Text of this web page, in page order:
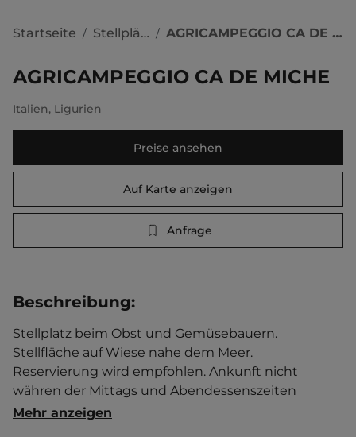
Startseite / Stellplätze / AGRICAMPEGGIO CA DE MICHE
AGRICAMPEGGIO CA DE MICHE
Italien, Ligurien
Preise ansehen
Auf Karte anzeigen
Anfrage
Beschreibung:
Stellplatz beim Obst und Gemüsebauern.
Stellfläche auf Wiese nahe dem Meer.
Reservierung wird empfohlen. Ankunft nicht
währen der Mittags und Abendessenszeiten
möglich.   Ortszentrum 1 km entfernt.
Mehr anzeigen